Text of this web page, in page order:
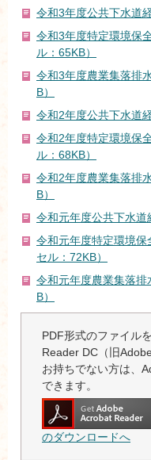
令和3年度公共下水道
令和3年度特定環境保
ル：65KB）
令和3年度農業集落排
B）
令和2年度公共下水道
令和2年度特定環境保
ル：68KB）
令和2年度農業集落排
B）
令和元年度公共下水道
令和元年度特定環境保
セル：72KB）
令和元年度農業集落
B）
PDF形式のファイル
Reader DC（旧
お持ちでない方は、
できます。
のダウンロードへ